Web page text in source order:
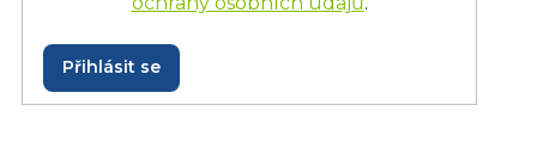
Přihlásit se